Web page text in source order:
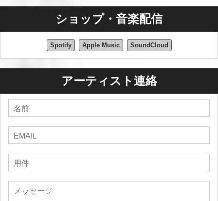
ショップ・音楽配信
Spotify Apple Music SoundCloud
アーティスト連絡